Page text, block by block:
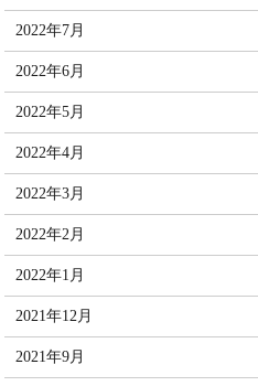
2022年7月
2022年6月
2022年5月
2022年4月
2022年3月
2022年2月
2022年1月
2021年12月
2021年9月